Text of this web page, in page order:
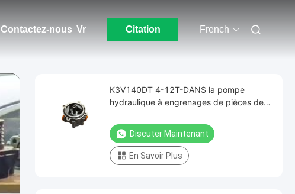
Contactez-nous Vr Citation French
K3V140DT 4-12T-DANS la pompe
hydraulique à engrenages de pièces de
Discuter Maintenant
En Savoir Plus